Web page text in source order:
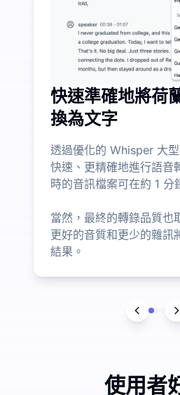
快速準確地將荷
換為文字
透過優化的 Whisper 大
快速、更精確地進行語音
時的音訊檔案可在約 1 分
當然，最終的轉錄品質也
更好的音質和更少的雜訊
結果。
使用者